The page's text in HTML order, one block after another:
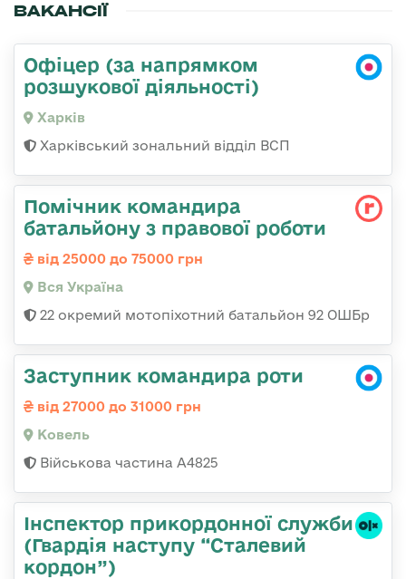
ВАКАНСІЇ
Офіцер (за напрямком
розшукової діяльності)
Харків
Харківський зональний відділ ВСП
Помічник командира
батальйону з правової роботи
від 25000 до 75000 грн
Вся Україна
22 окремий мотопіхотний батальйон 92 ОШБр
Заступник командира роти
від 27000 до 31000 грн
Ковель
Військова частина А4825
Інспектор прикордонної служби
(Гвардія наступу “Сталевий
кордон”)